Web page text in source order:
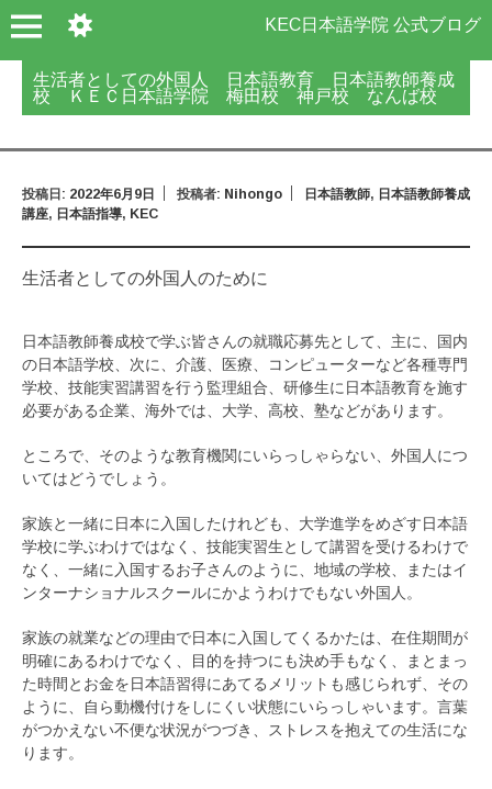
KEC日本語学院 公式ブログ
生活者としての外国人 日本語教育 日本語教師養成
校 ＫＥＣ日本語学院 梅田校 神戸校 なんば校
投稿日: 2022年6月9日 投稿者: Nihongo 日本語教師, 日本語教師養成
講座, 日本語指導, KEC
生活者としての外国人のために
日本語教師養成校で学ぶ皆さんの就職応募先として、主に、国内
の日本語学校、次に、介護、医療、コンピューターなど各種専門
学校、技能実習講習を行う監理組合、研修生に日本語教育を施す
必要がある企業、海外では、大学、高校、塾などがあります。
ところで、そのような教育機関にいらっしゃらない、外国人につ
いてはどうでしょう。
家族と一緒に日本に入国したけれども、大学進学をめざす日本語
学校に学ぶわけではなく、技能実習生として講習を受けるわけで
なく、一緒に入国するお子さんのように、地域の学校、またはイ
ンターナショナルスクールにかようわけでもない外国人。
家族の就業などの理由で日本に入国してくるかたは、在住期間が
明確にあるわけでなく、目的を持つにも決め手もなく、まとまっ
た時間とお金を日本語習得にあてるメリットも感じられず、その
ように、自ら動機付けをしにくい状態にいらっしゃいます。言葉
がつかえない不便な状況がつづき、ストレスを抱えての生活にな
ります。